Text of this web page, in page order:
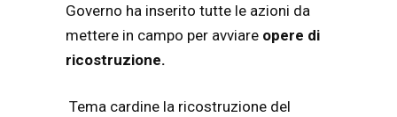
Governo ha inserito tutte le azioni da
mettere in campo per avviare opere di
ricostruzione.
Tema cardine la ricostruzione del